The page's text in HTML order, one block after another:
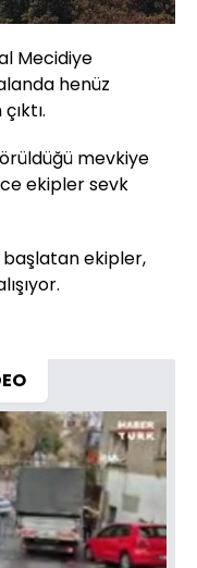
Mecidiye
henüz
mevkiye
ekipler sevk
ekipler,